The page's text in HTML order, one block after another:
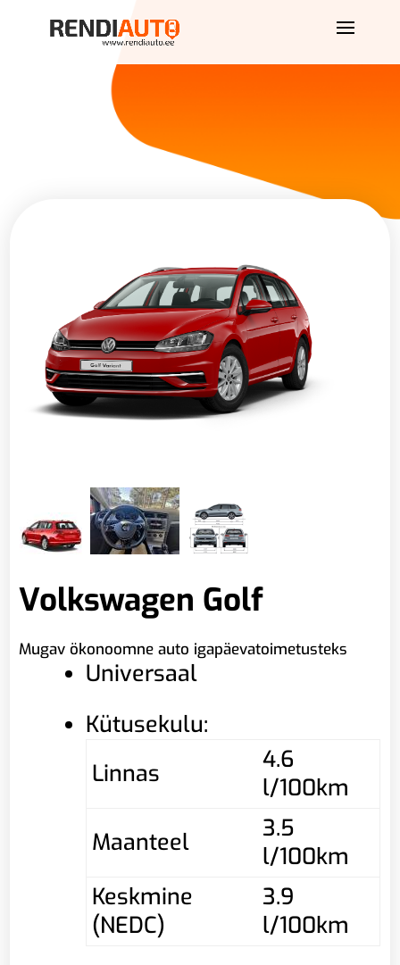
Volkswagen Golf
Mugav ökonoomne auto igapäevatoimetusteks
Universaal
Kütusekulu:
Linnas
4.6
l/100km
Maanteel
3.5
l/100km
Keskmine
(NEDC)
3.9
l/100km